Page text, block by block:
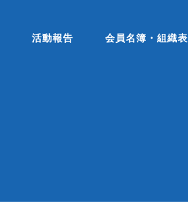
活動報告 会員名簿・組織表